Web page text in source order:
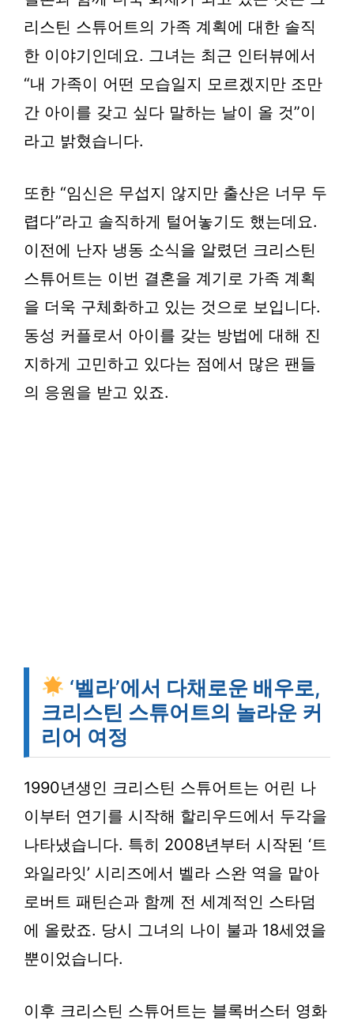
리스틴 스튜어트의 가족 계획에 대한 솔직
한 이야기인데요. 그녀는 최근 인터뷰에서
“내 가족이 어떤 모습일지 모르겠지만 조만
간 아이를 갖고 싶다 말하는 날이 올 것”이
라고 밝혔습니다.
또한 “임신은 무섭지 않지만 출산은 너무 두
렵다”라고 솔직하게 털어놓기도 했는데요.
이전에 난자 냉동 소식을 알렸던 크리스틴
스튜어트는 이번 결혼을 계기로 가족 계획
을 더욱 구체화하고 있는 것으로 보입니다.
동성 커플로서 아이를 갖는 방법에 대해 진
지하게 고민하고 있다는 점에서 많은 팬들
의 응원을 받고 있죠.
‘벨라’에서 다채로운 배우로,
크리스틴 스튜어트의 놀라운 커
리어 여정
1990년생인 크리스틴 스튜어트는 어린 나
이부터 연기를 시작해 할리우드에서 두각을
나타냈습니다. 특히 2008년부터 시작된 ‘트
와일라잇’ 시리즈에서 벨라 스완 역을 맡아
로버트 패틴슨과 함께 전 세계적인 스타덤
에 올랐죠. 당시 그녀의 나이 불과 18세였을
뿐이었습니다.
이후 크리스틴 스튜어트는 블록버스터 영화